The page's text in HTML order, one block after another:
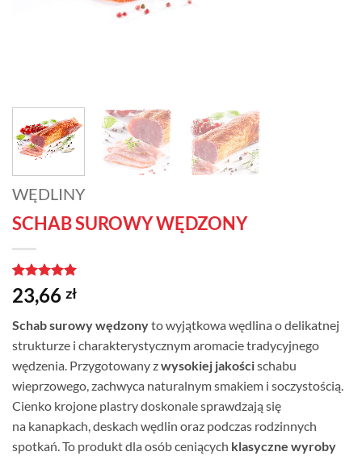
WĘDLINY
SCHAB SUROWY WĘDZONY
Oceniony5
na 5 na
1
oceny
klienta
23,66 zł
Schab surowy wędzonyto wyjątkowa wędlina o delikatnej
strukturze i charakterystycznym aromacie tradycyjnego
wędzenia. Przygotowany zwysokiej jakościschabu
wieprzowego, zachwyca naturalnym smakiem i soczystością.
Cienko krojone plastry doskonale sprawdzają się
na kanapkach, deskach wędlin oraz podczas rodzinnych
spotkań. To produkt dla osób ceniących klasyczne wyroby